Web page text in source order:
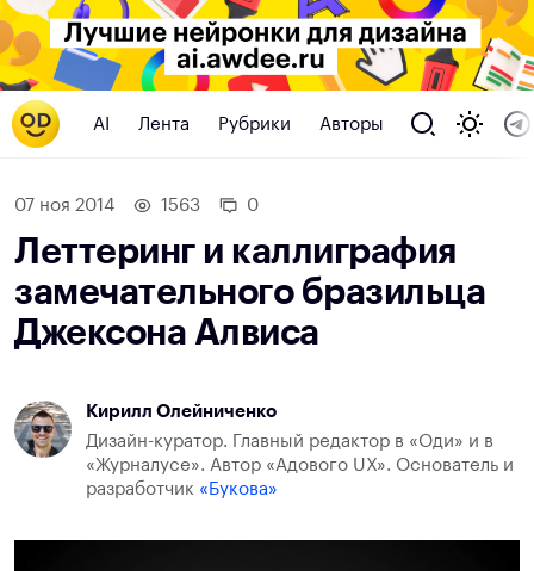
AI Лента Рубрики Авторы
07 ноя 2014 1563 0
Леттеринг и каллиграфия
замечательного бразильца
Джексона Алвиса
Кирилл Олейниченко
Дизайн-куратор. Главный редактор в «Оди» и в
«Журналусе». Автор «Адового UX». Основатель и
разработчик «Букова»